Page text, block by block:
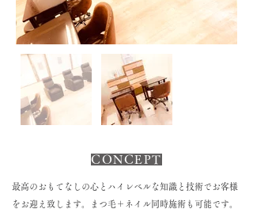
CONCEPT
最高のおもてなしの心とハイレベルな知識と技術でお客様
をお迎え致します。まつ毛＋ネイル同時施術も可能です。